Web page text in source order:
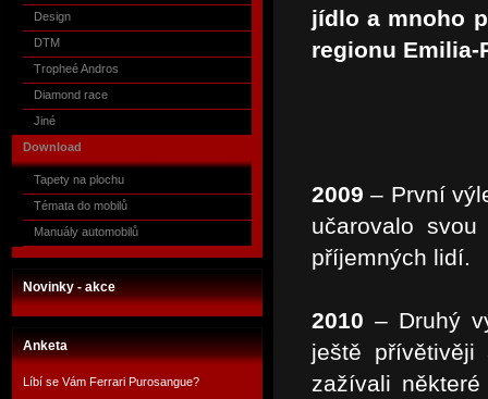
Design
DTM
Tropheé Andros
Diamond race
Jiné
Download
Tapety na plochu
Témata do mobilů
Manuály automobilů
Novinky - akce
Anketa
Líbí se Vám Ferrari Purosangue?
jídlo a mnoho
regionu Emilia-
2009 – První
učarovalo
příjemných lidí.
2010 – Druhý
ještě přívětivěji
zažívali